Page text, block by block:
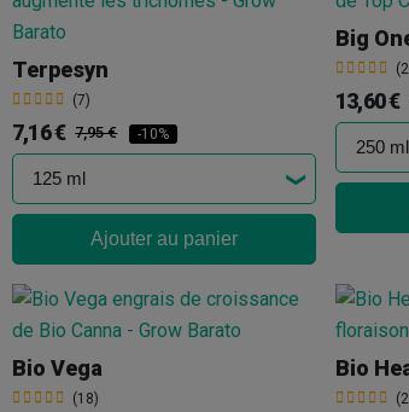
Terpesyn
(7)
7,16 € 7,95 € -10%
Ajouter au panier
Big
13,60 €
Bio Vega
(18)
Bio